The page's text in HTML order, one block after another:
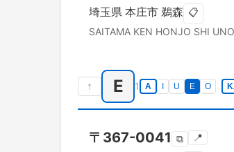
埼玉県 本庄市 鵜森 📋
SAITAMA KEN HONJO SHI
↑ E 1 A U E O
〒 367-0041 ⧉ 📍